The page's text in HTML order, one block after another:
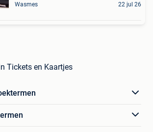
Wasmes 22 jul 26
Tickets en Kaartjes